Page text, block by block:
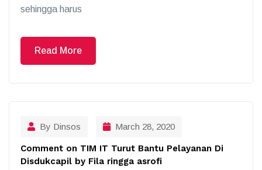
sehingga harus
Read More
By Dinsos March 28, 2020
Comment on TIM IT Turut Bantu Pelayanan Di
Disdukcapil by Fila ringga asrofi